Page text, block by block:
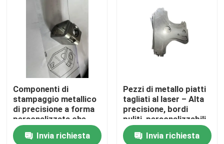
Casa
Componenti di
stampaggio metallico
di precisione a forma
personalizzata che
offrono soluzioni
durevoli perInvia richiesta
Pezzi di metallo piatti
tagliati al laser – Alta
precisione, bordi
puliti, personalizzabili,
durevoli
Invia richiesta